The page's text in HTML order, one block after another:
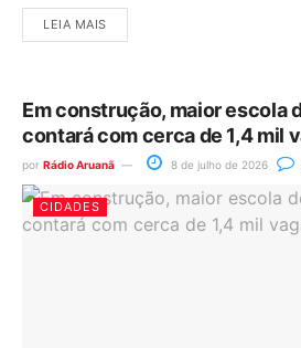
LEIA MAIS
Em construção, maior escola
contará com cerca de 1,4 mil
por Rádio Aruanã 8 de julho de 2026
CIDADES